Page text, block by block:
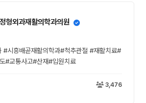
형외과재활의학과의원
#시흥배곧재활의학과#척추관절 #재활치료#
#교통사고#산재#입원치료
3,476